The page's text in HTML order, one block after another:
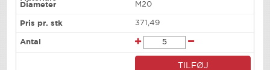
M20
371,49
TILFØJ